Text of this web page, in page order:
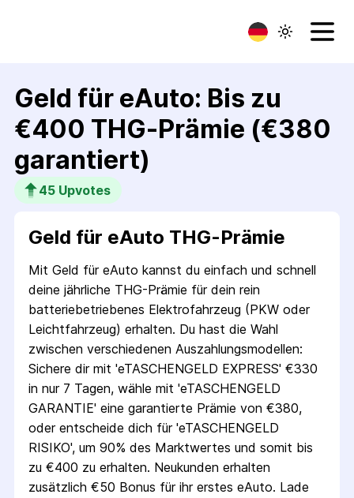
Geld für eAuto: Bis zu
€400 THG-Prämie (€380
garantiert)
45 Upvotes
Geld für eAuto THG-Prämie
Mit Geld für eAuto kannst du einfach und schnell
deine jährliche THG-Prämie für dein rein
batteriebetriebenes Elektrofahrzeug (PKW oder
Leichtfahrzeug) erhalten. Du hast die Wahl
zwischen verschiedenen Auszahlungsmodellen:
Sichere dir mit 'eTASCHENGELD EXPRESS' €330
in nur 7 Tagen, wähle mit 'eTASCHENGELD
GARANTIE' eine garantierte Prämie von €380,
oder entscheide dich für 'eTASCHENGELD
RISIKO', um 90% des Marktwertes und somit bis
zu €400 zu erhalten. Neukunden erhalten
zusätzlich €50 Bonus für ihr erstes eAuto. Lade